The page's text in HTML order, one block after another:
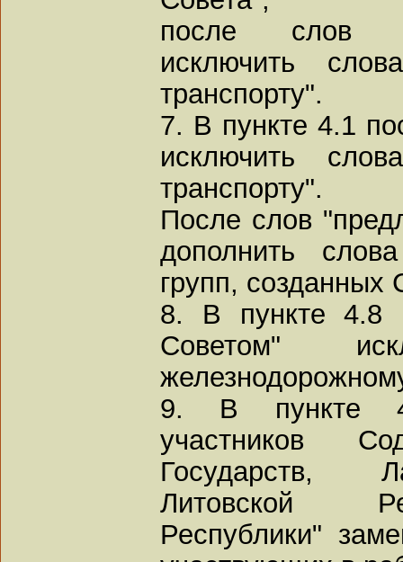
после слов
исключить
транспорту".
7. В пункте 4.1
исключить
транспорту".
После слов
дополнить
групп, созданных
8. В пункте 4.8
Советом"
9. В пункте
участников
Государств,
Литовской
Республики"